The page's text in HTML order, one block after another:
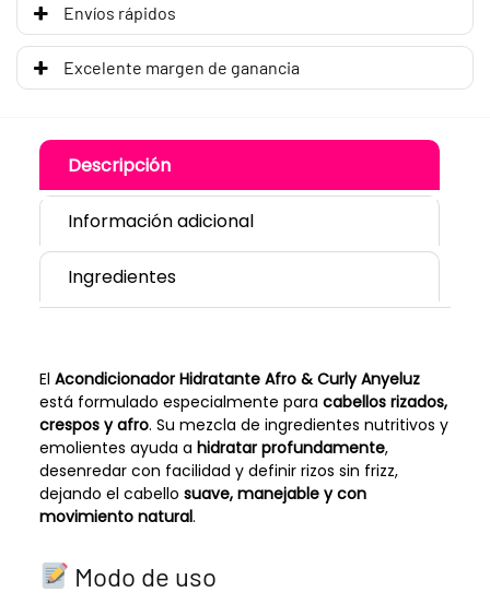
Envíos rápidos
Excelente margen de ganancia
Descripción
Información adicional
Ingredientes
El Acondicionador Hidratante Afro & Curly Anyeluz
está formulado especialmente para cabellos rizados,
crespos y afro. Su mezcla de ingredientes nutritivos y
emolientes ayuda a hidratar profundamente,
desenredar con facilidad y definir rizos sin frizz,
dejando el cabello suave, manejable y con
movimiento natural.
Modo de uso